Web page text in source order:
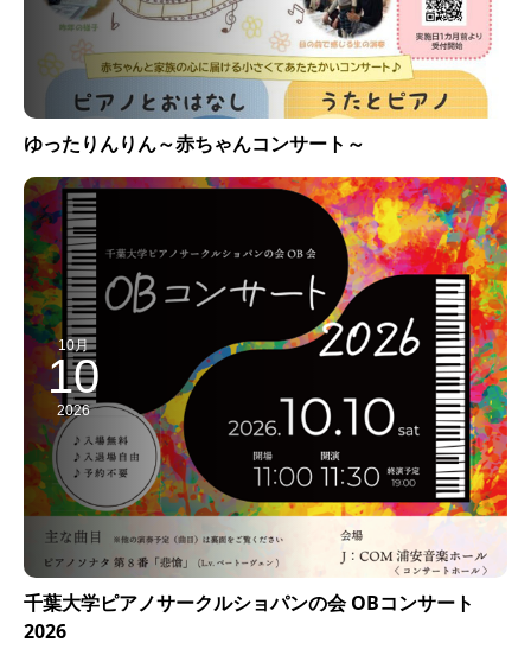
ゆったりんりん～赤ちゃんコンサート～
10月
10
2026
千葉大学ピアノサークルショパンの会 OBコンサート
2026